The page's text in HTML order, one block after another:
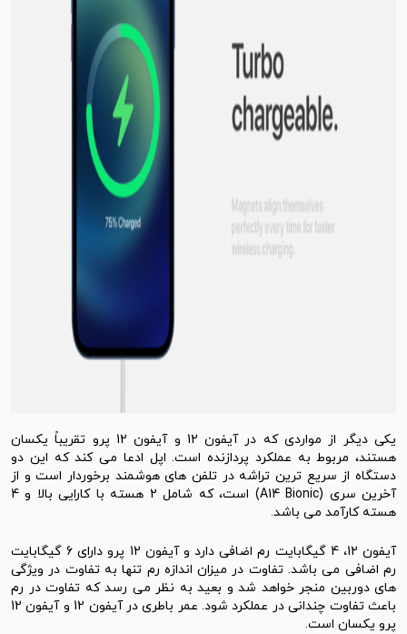
یکی دیگر از مواردی که در آیفون 12 و آیفون 12 پرو تقریباً یکسان
هستند، مربوط به عملکرد پردازنده است. اپل ادعا می کند که این دو
دستگاه از سریع ترین تراشه در تلفن های هوشمند برخوردار است و از
آخرین سری (A14 Bionic) است، که شامل 2 هسته با کارایی بالا و 4
هسته کارآمد می باشد.
آیفون 12، 4 گیگابایت رم اضافی دارد و آیفون 12 پرو دارای 6 گیگابایت
رم اضافی می باشد. تفاوت در میزان اندازه رم تنها به تفاوت در ویژگی
های دوربین منجر خواهد شد و بعید به نظر می رسد که تفاوت در رم
باعث تفاوت چندانی در عملکرد شود. عمر باطری در آیفون 12 و آیفون 12
پرو یکسان است.